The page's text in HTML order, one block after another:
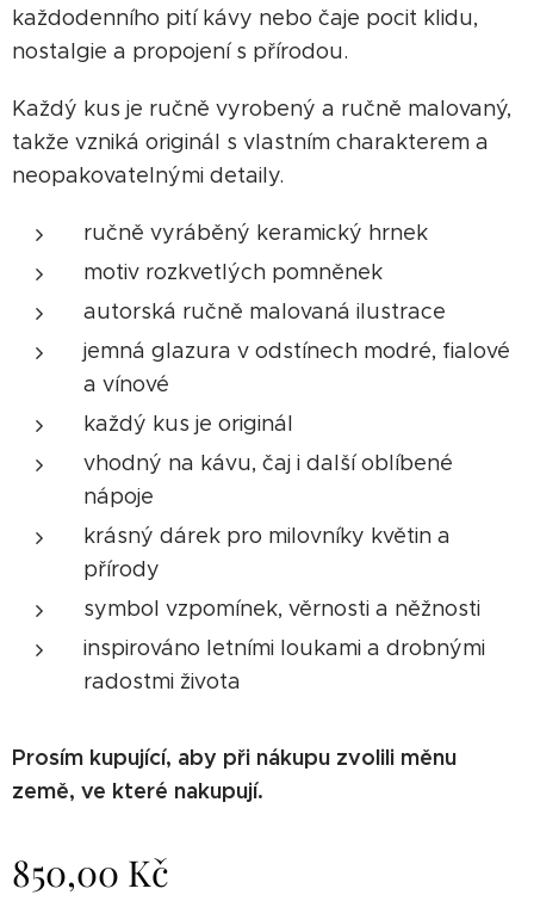
každodenního pití kávy nebo čaje pocit klidu,
nostalgie a propojení s přírodou.
Každý kus je ručně vyrobený a ručně malovaný,
takže vzniká originál s vlastním charakterem a
neopakovatelnými detaily.
ručně vyráběný keramický hrnek
motiv rozkvetlých pomněnek
autorská ručně malovaná ilustrace
jemná glazura v odstínech modré, fialové
a vínové
každý kus je originál
vhodný na kávu, čaj i další oblíbené
nápoje
krásný dárek pro milovníky květin a
přírody
symbol vzpomínek, věrnosti a něžnosti
inspirováno letními loukami a drobnými
radostmi života
Prosím kupující, aby při nákupu zvolili měnu
země, ve které nakupují.
850,00 Kč